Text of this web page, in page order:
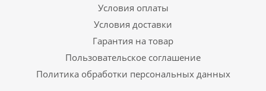
Условия оплаты
Условия доставки
Гарантия на товар
Пользовательское соглашение
Политика обработки персональных данных